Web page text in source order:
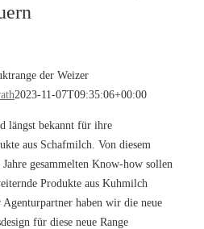
der Weizer
2023-11-07T09:35:06+00:00
längst bekannt für ihre
aus Schafmilch. Von diesem
gesammelten Know-how sollen
Produkte aus Kuhmilch
haben wir die neue
für diese neue Range